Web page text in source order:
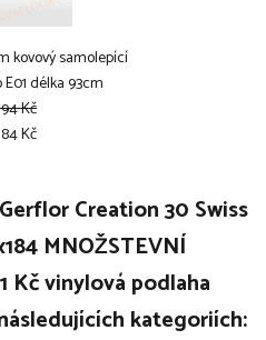
kovový samolepící
délka 93cm
Kč
Kč
Creation 30 Swiss
MNOŽSTEVNÍ
Kč vinylová podlaha
kategoriích: